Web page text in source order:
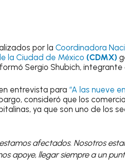
por la Coordinadora
la Ciudad de México (CDMX)
Sergio Shubich,
entrevista para “A las nueve
consideró que los
ya que son uno de los
estamos afectados. Nosotros
apoye, llegar siempre a un